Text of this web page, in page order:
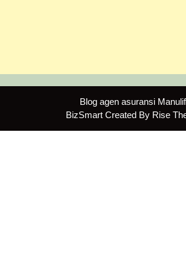
Blog agen asuransi
BizSmart Created By Rise